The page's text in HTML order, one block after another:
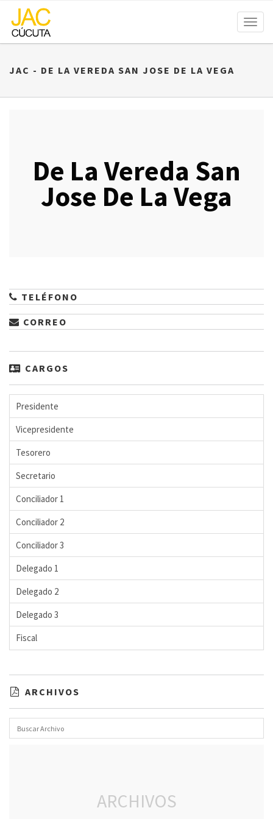
JAC - DE LA VEREDA SAN JOSE DE LA VEGA
De La Vereda San
Jose De La Vega
TELÉFONO
CORREO
CARGOS
Presidente
Vicepresidente
Tesorero
Secretario
Conciliador 1
Conciliador 2
Conciliador 3
Delegado 1
Delegado 2
Delegado 3
Fiscal
ARCHIVOS
ARCHIVOS